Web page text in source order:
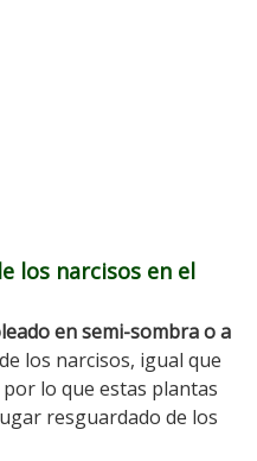
los narcisos en el
en semi-sombra o a
los narcisos, igual que
lo que estas plantas
resguardado de los